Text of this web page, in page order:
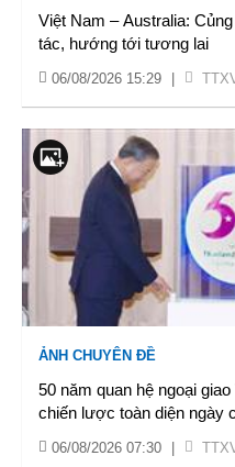
Việt Nam – Australia:
tác, hướng tới tương lai
06/08/2026 15:29
ẢNH CHUYÊN ĐỀ
50 năm quan hệ ngoại
chiến lược toàn diện ngày
06/08/2026 07:30